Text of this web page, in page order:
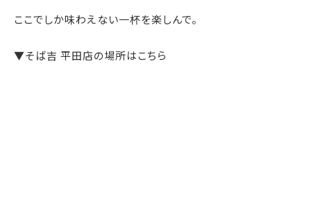
ここでしか味わえない一杯を楽しんで。
▼そば吉 平田店の場所はこちら